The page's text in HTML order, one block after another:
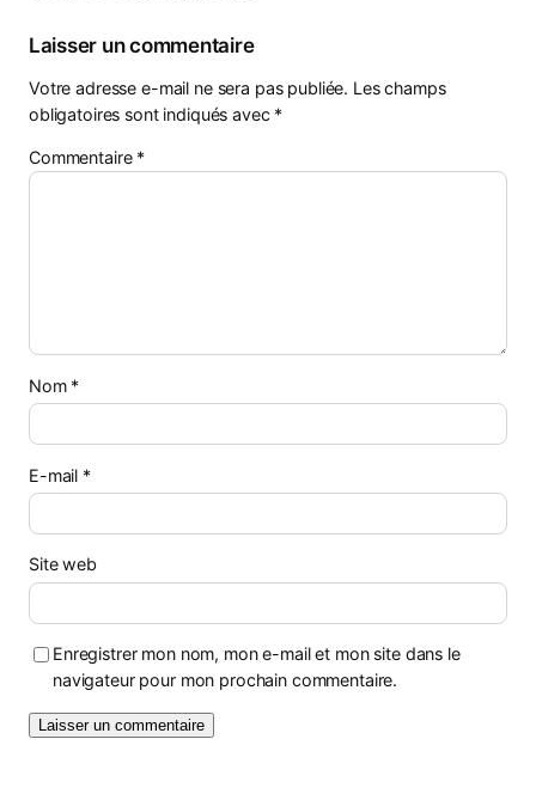
Laisser un commentaire
Votre adresse e-mail ne sera pas publiée. Les champs
obligatoires sont indiqués avec *
Commentaire *
Nom *
E-mail *
Site web
Enregistrer mon nom, mon e-mail et mon site dans le
navigateur pour mon prochain commentaire.